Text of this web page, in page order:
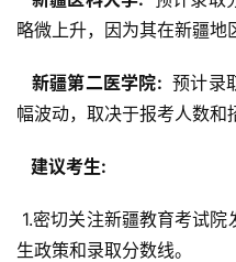
略微上升，因为其在新疆地
  新疆第二医学院:
预计录
幅波动，取决于报考人数和
  建议考生:
生政策和录取分数线。